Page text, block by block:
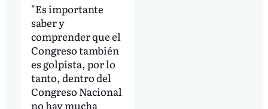
"Es importante
saber y
comprender que el
Congreso también
es golpista, por lo
tanto, dentro del
Congreso Nacional
no hay mucha